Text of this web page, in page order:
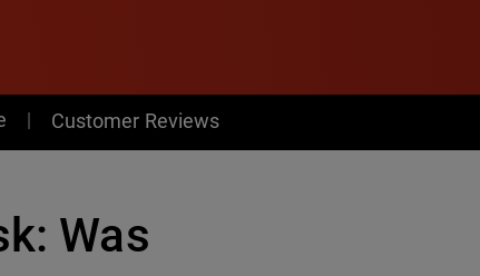
Customer Reviews
Was